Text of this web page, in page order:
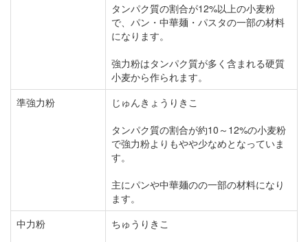
タンパク質の割合が12%以上の小麦粉
で、パン・中華麺・パスタの一部の材料
になります。
強力粉はタンパク質が多く含まれる硬質
小麦から作られます。
準強力粉
じゅんきょうりきこ
タンパク質の割合が約10～12%の小麦粉
で強力粉よりもやや少なめとなっていま
す。
主にパンや中華麺のの一部の材料になり
ます。
中力粉
ちゅうりきこ